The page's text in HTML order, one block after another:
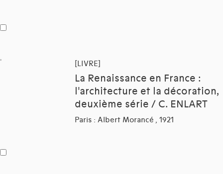
[LIVRE]
La Renaissance en France :
l'architecture et la décoration,
deuxième série / C. ENLART
Paris : Albert Morancé , 1921